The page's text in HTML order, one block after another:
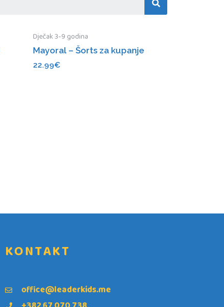
Dječak 3-9 godina
Mayoral – Šorts za kupanje
22.99€
KONTAKT
office@leaderkids.me